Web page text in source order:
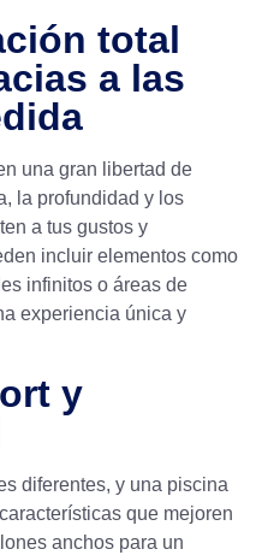
total
a las
una gran libertad de
la profundidad y los
a tus gustos y
incluir elementos como
infinitos o áreas de
experiencia única y
y
diferentes, y una piscina
que mejoren
anchos para un